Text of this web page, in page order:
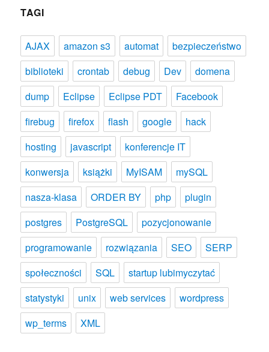
TAGI
AJAX amazon s3 automat
bezpieczeństwo
biblioteki
crontab debug Dev
domena
dump
Eclipse Eclipse PDT
Facebook
firebug
firefox flash google
hack
hosting
javascript
konferencje IT
konwersja
książki MyISAM
mySQL
nasza-klasa
ORDER BY php
plugin
postgres
PostgreSQL
pozycjonowanie
programowanie
rozwiązania SEO
SERP
społeczności
SQL
startup lubimyczytać
statystyki
unix web services
wordpress
wp_terms
XML